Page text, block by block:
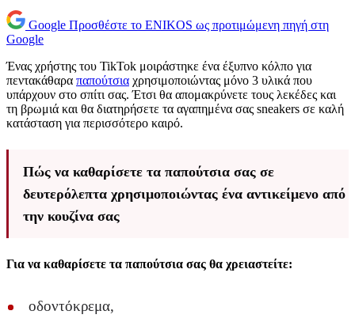
Google Προσθέστε το ENIKOS ως προτιμώμενη πηγή στη
Google
Ένας χρήστης του TikTok μοιράστηκε ένα έξυπνο κόλπο για
πεντακάθαρα παπούτσια χρησιμοποιώντας μόνο 3 υλικά που
υπάρχουν στο σπίτι σας. Έτσι θα απομακρύνετε τους λεκέδες και
τη βρωμιά και θα διατηρήσετε τα αγαπημένα σας sneakers σε καλή
κατάσταση για περισσότερο καιρό.
Πώς να καθαρίσετε τα παπούτσια σας σε
δευτερόλεπτα χρησιμοποιώντας ένα αντικείμενο από
την κουζίνα σας
Για να καθαρίσετε τα παπούτσια σας θα χρειαστείτε:
οδοντόκρεμα,